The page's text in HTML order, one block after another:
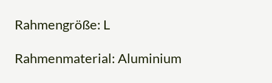
Rahmengröße: L
Rahmenmaterial: Aluminium